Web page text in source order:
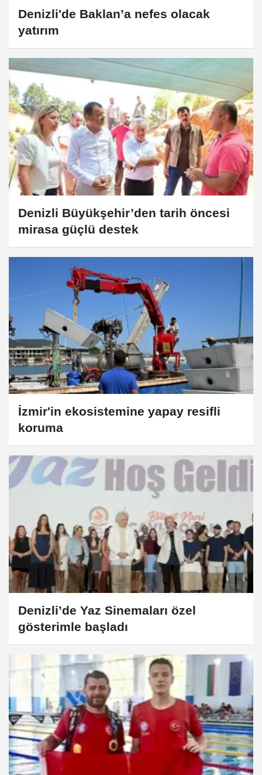
Denizli'de Baklan’a nefes olacak
yatırım
Denizli Büyükşehir’den tarih öncesi
mirasa güçlü destek
İzmir'in ekosistemine yapay resifli
koruma
Denizli’de Yaz Sinemaları özel
gösterimle başladı